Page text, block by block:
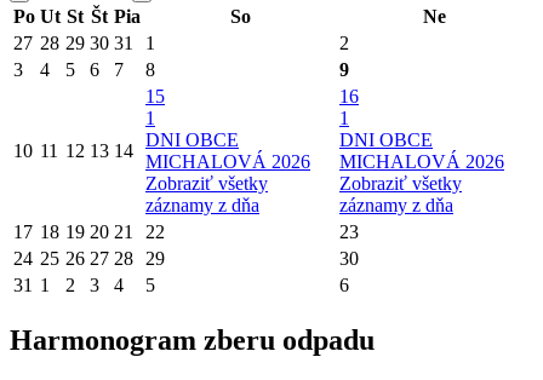
Po Ut St Št Pia So
Ne
27 28 29 30 31 1
2
3
4 5 6 7 8 9
10 11 12 13 14
15
1
DNI OBCE
MICHALOVÁ 2026
Zobraziť všetky
záznamy z dňa
16
1
DNI OBCE
MICHALOVÁ 2026
Zobraziť všetky
záznamy z dňa
17 18 19 20 21 22
23
24 25 26 27 28 29
30
31 1 2 3 4 5 6
Harmonogram zberu odpadu